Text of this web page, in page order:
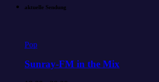
aktuelle Sendung
Pop
Sunray-FM in the Mix